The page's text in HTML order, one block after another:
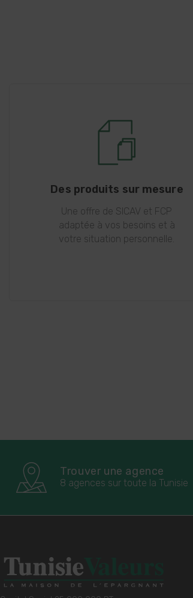
Des produits sur mesure
Une offre de SICAV et FCP
adaptée à vos besoins et à
votre situation personnelle.
Trouver une agence
8 agences sur toute la Tunisie